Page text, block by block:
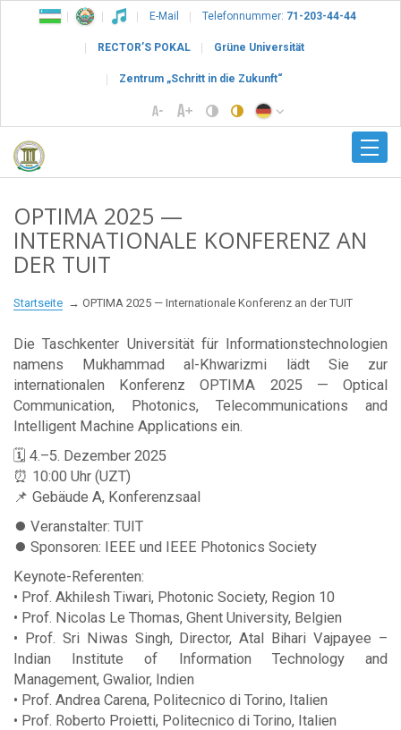
E-Mail Telefonnummer: 71-203-44-44
RECTOR’S POKAL Grüne Universität
Zentrum „Schritt in die Zukunft“
OPTIMA 2025 —
INTERNATIONALE KONFERENZ AN
DER TUIT
Startseite OPTIMA 2025 — Internationale Konferenz an der TUIT
Die Taschkenter Universität für Informationstechnologien
namens Mukhammad al-Khwarizmi lädt Sie zur
internationalen Konferenz OPTIMA 2025 — Optical
Communication, Photonics, Telecommunications and
Intelligent Machine Applications ein.
🗓 4.–5. Dezember 2025
⏰ 10:00 Uhr (UZT)
📌 Gebäude A, Konferenzsaal
⏺️ Veranstalter: TUIT
⏺️ Sponsoren: IEEE und IEEE Photonics Society
Keynote-Referenten:
• Prof. Akhilesh Tiwari, Photonic Society, Region 10
• Prof. Nicolas Le Thomas, Ghent University, Belgien
• Prof. Sri Niwas Singh, Director, Atal Bihari Vajpayee –
Indian Institute of Information Technology and
Management, Gwalior, Indien
• Prof. Andrea Carena, Politecnico di Torino, Italien
• Prof. Roberto Proietti, Politecnico di Torino, Italien